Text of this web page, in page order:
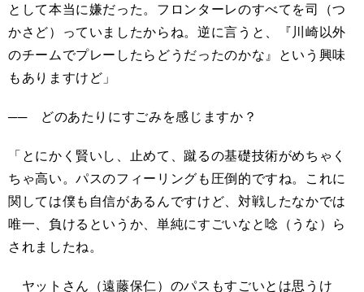
として本当に嫌だった。フロンターレのすべてを司（つ
かさど）っていましたからね。逆に言うと、『川崎以外
のチームでプレーしたらどうだったのかな』という興味
もありますけど」
── どのあたりにすごみを感じますか？
「とにかく賢いし、止めて、蹴るの基礎技術がめちゃく
ちゃ高い。パスのフィーリングも圧倒的ですね。これに
関しては僕も自信があるんですけど、対戦したなかでは
唯一、負けるというか、単純にすごいなと唸（うな）ら
されましたね。
ヤットさん（遠藤保仁）のパスもすごいとは思うけ